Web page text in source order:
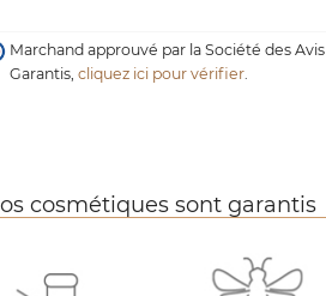
Marchand approuvé par la Société des Avis
Garantis,cliquez ici pour vérifier.
cosmétiques sont garantis